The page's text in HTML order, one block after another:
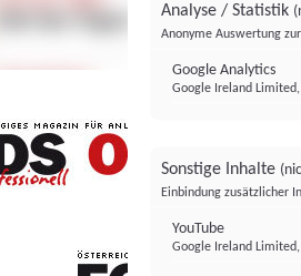
FONDS
Analyse / Statistik
Anonyme Auswertung
Google Analytics
Google Ireland
Sonstige Inhalte
Einbindung zusätzlicher
YouTube
Google Ireland